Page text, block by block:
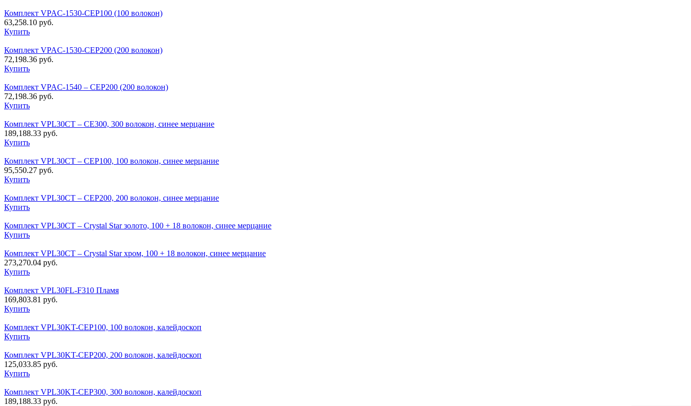
Комплект VPAC-1530-CEP100 (100 волокон)
63,258.10 руб.
Купить
Комплект VPAC-1530-CEP200 (200 волокон)
72,198.36 руб.
Купить
Комплект VPAC-1540 – CEP200 (200 волокон)
72,198.36 руб.
Купить
Комплект VPL30CT – CE300, 300 волокон, синее мерцание
189,188.33 руб.
Купить
Комплект VPL30CT – CEP100, 100 волокон, синее мерцание
95,550.27 руб.
Купить
Комплект VPL30CT – CEP200, 200 волокон, синее мерцание
Купить
Комплект VPL30CT – Crystal Star золото, 100 + 18 волокон, синее мерцание
Купить
Комплект VPL30CT – Crystal Star хром, 100 + 18 волокон, синее мерцание
273,270.04 руб.
Купить
Комплект VPL30FL-F310 Пламя
169,803.81 руб.
Купить
Комплект VPL30KT-CEP100, 100 волокон, калейдоскоп
Купить
Комплект VPL30KT-CEP200, 200 волокон, калейдоскоп
125,033.85 руб.
Купить
Комплект VPL30KT-CEP300, 300 волокон, калейдоскоп
189,188.33 руб.